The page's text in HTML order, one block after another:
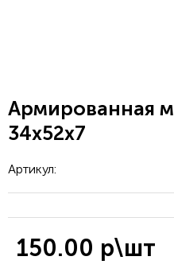
Армированная
34x52x7
Артикул:
150.00 р\шт